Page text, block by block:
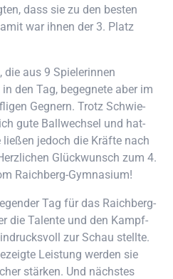
dass sie zu den bes­ten
war ihnen der 3. Platz
aus 9 Spie­le­rin­nen
den Tag, begeg­ne­te aber im
Geg­nern. Trotz Schwie­
gute Ball­wech­sel und hat­
lie­ßen jedoch die Kräf­te nach
Glück­wunsch zum 4.
Raichberg-Gymnasium!
Tag für das Raich­berg-
die Talen­te und den Kampf­
zur Schau stell­te.
Leis­tung wer­den sie
stär­ken. Und nächs­tes